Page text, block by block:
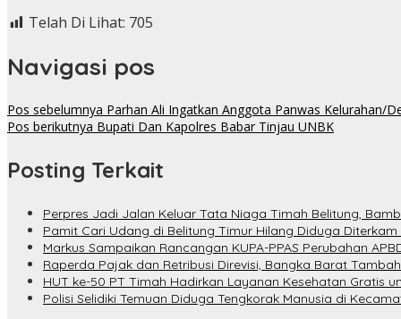
Telah Di Lihat: 705
Navigasi pos
Pos sebelumnya Parhan Ali Ingatkan Anggota Panwas Kelurahan/
Pos berikutnya Bupati Dan Kapolres Babar Tinjau UNBK
Posting Terkait
Perpres Jadi Jalan Keluar Tata Niaga Timah Belitung,
Pamit Cari Udang di Belitung Timur Hilang Diduga
Markus Sampaikan Rancangan KUPA-PPAS Perubahan
Raperda Pajak dan Retribusi Direvisi, Bangka Barat
HUT ke-50 PT Timah Hadirkan Layanan Kesehatan Gratis
Polisi Selidiki Temuan Diduga Tengkorak Manusia di